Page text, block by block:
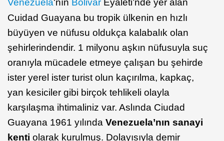
Venezuela'nın Bolivar Eyaleti’nde yer alan
Cuidad Guayana bu tropik ülkenin en hızlı
büyüyen ve nüfusu oldukça kalabalık olan
şehirlerindendir. 1 milyonu aşkın nüfusuyla suç
oranıyla mücadele etmeye çalışan bu şehirde
ister yerel ister turist olun kaçırılma, kapkaç,
yan kesiciler gibi birçok tehlikeli olayla
karşılaşma ihtimaliniz var. Aslında Ciudad
Guayana 1961 yılında Venezuela’nın sanayi
kenti olarak kurulmuş. Dolayısıyla demir